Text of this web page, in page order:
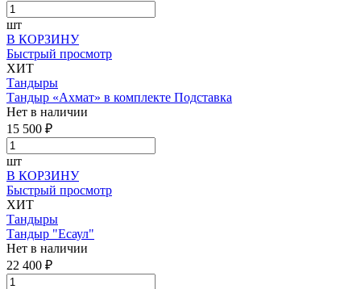
шт
В КОРЗИНУ
Быстрый просмотр
ХИТ
Тандыры
Тандыр «Ахмат» в комплекте Подставка
Нет в наличии
15 500 ₽
шт
В КОРЗИНУ
Быстрый просмотр
ХИТ
Тандыры
Тандыр "Есаул"
Нет в наличии
22 400 ₽